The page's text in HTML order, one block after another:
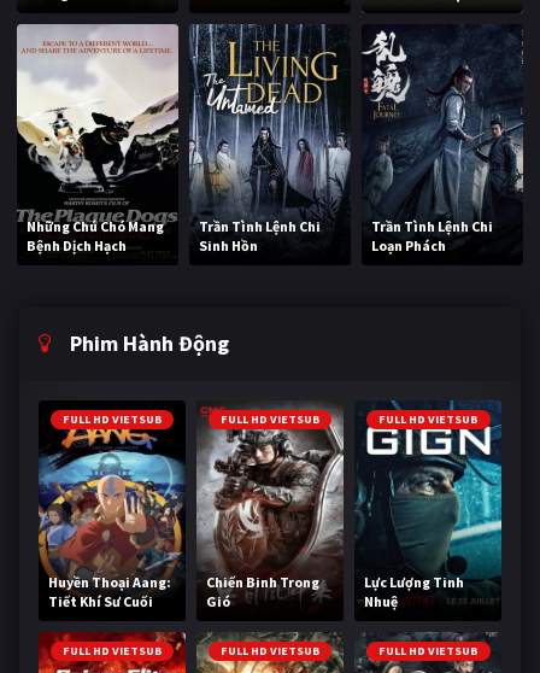
Những Chú Chó Mang
Bệnh Dịch Hạch
Trần Tình Lệnh Chi
Sinh Hồn
Trần Tình Lệnh Chi
Loạn Phách
Phim Hành Động
FULL HD VIETSUB
Huyền Thoại Aang:
Tiết Khí Sư Cuối
Cùng
FULL HD VIETSUB
Chiến Binh Trong
Gió
FULL HD VIETSUB
Lực Lượng Tinh
Nhuệ
FULL HD VIETSUB FULL HD VIETSUB FULL HD VIETSUB